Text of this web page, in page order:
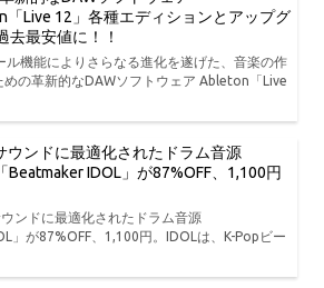
「Live 12」各種エディションとアップグ
去最安値に！！
ル機能によりさらなる進化を遂げた、音楽の作
めの革新的なDAWソフトウェア Ableton「Live
ウンドに最適化されたドラム音源
Beatmaker IDOL」が87%OFF、1,100円
ンドに最適化されたドラム音源
」が87%OFF、1,100円。IDOLは、K-Popビー